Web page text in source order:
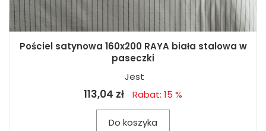
Pościel satynowa 160x200 RAYA biała stalowa w
paseczki
Jest
113,04 zł Rabat: 15 %
Do koszyka